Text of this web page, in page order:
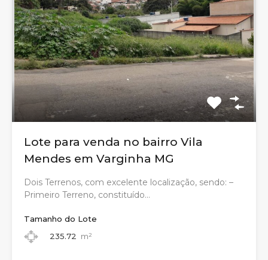
Lote para venda no bairro Vila
Mendes em Varginha MG
Dois Terrenos, com excelente localização, sendo: –
Primeiro Terreno, constituído…
Tamanho do Lote
235.72 m²